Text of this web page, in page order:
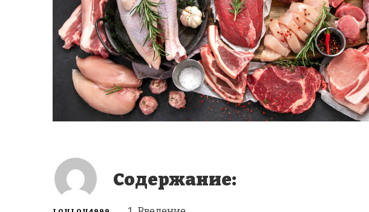
Содержание: